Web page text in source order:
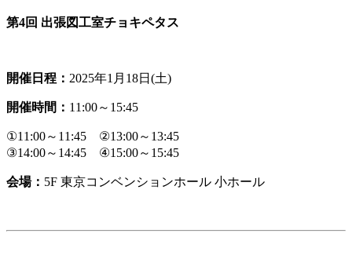
第4回 出張図工室チョキペタス
開催日程： 2025年1月18日(土)
開催時間： 11:00～15:45
①11:00～11:45 ②13:00～13:45
③14:00～14:45 ④15:00～15:45
会場： 5F 東京コンベンションホール 小ホール